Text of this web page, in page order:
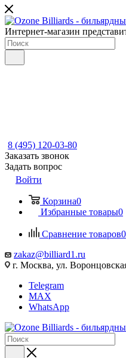
Интернет-магазин
8 (495) 120-03-80
Заказать звонок
Задать вопрос
Войти
Корзина0
Избранные товары0
Сравнение товаров0
zakaz@billiard1.ru
г. Москва, ул.
Telegram
MAX
WhatsApp